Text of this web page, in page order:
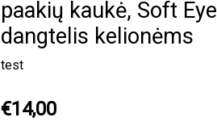
paakių kaukė, Soft Eye
dangtelis kelionėms
test
€14,00